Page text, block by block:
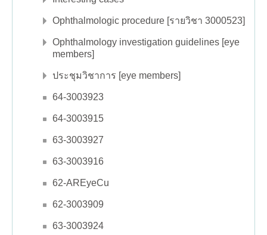
Ophthalmologic procedure [รายวิชา 3000523]
Ophthalmology investigation guidelines [eye
members]
ประชุมวิชาการ [eye members]
64-3003923
64-3003915
63-3003927
63-3003916
62-AREyeCu
62-3003909
63-3003924